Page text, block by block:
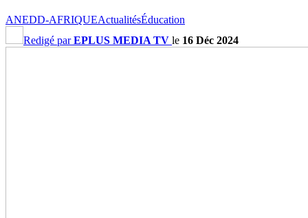
ANEDD-AFRIQUEActualitésÉducation
Redigé parEPLUS MEDIA TV le 16 Déc 2024